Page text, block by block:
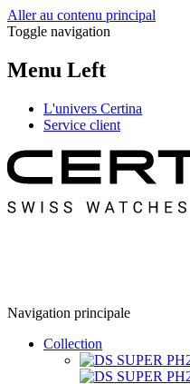
Aller au contenu principal
Toggle navigation
Menu Left
L'univers Certina
Service client
Navigation principale
Collection